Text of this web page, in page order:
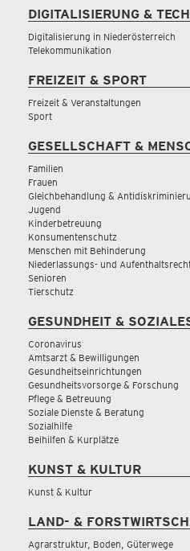
DIGITALISIERUNG &
Digitalisierung in Niederösterreich
Telekommunikation
FREIZEIT & SPORT
Freizeit & Veranstaltungen
Sport
GESELLSCHAFT &
Familien
Frauen
Gleichbehandlung &
Jugend
Kinderbetreuung
Konsumentenschutz
Menschen mit Behinderung
Niederlassungs- und
Senioren
Tierschutz
GESUNDHEIT &
Coronavirus
Amtsarzt & Bewilligungen
Gesundheitseinrichtungen
Gesundheitsvorsorge & Forschung
Pflege & Betreuung
Soziale Dienste & Beratung
Sozialhilfe
Beihilfen & Kurplätze
KUNST & KULTUR
Kunst & Kultur
LAND- &
Agrarstruktur, Boden, Güterwege